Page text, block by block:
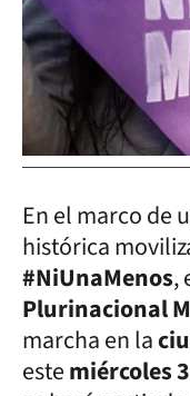
En el marco de
histórica
#NiUnaMenos,
Plurinacional
marcha en la
estemiércoles